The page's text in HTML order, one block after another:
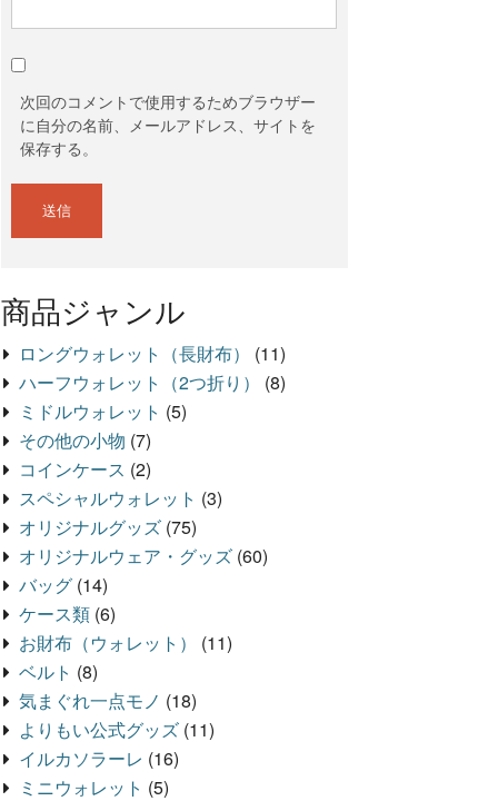
次回のコメントで使用するためブラウザー
に自分の名前、メールアドレス、サイトを
保存する。
商品ジャンル
ロングウォレット（長財布）
(11)
ハーフウォレット（2つ折り）
(8)
ミドルウォレット (5)
その他の小物 (7)
コインケース (2)
スペシャルウォレット (3)
オリジナルグッズ (75)
オリジナルウェア・グッズ (60)
バッグ (14)
ケース類 (6)
お財布（ウォレット）
(11)
ベルト (8)
気まぐれ一点モノ (18)
よりもい公式グッズ (11)
イルカソラーレ (16)
ミニウォレット (5)